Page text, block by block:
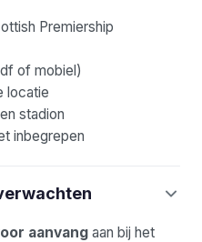
Premiership
of mobiel)
locatie
stadion
inbegrepen
aanvang aan bij het